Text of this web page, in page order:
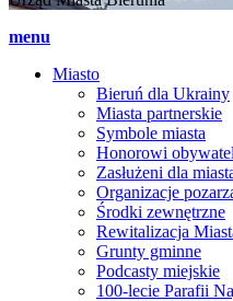
menu
Miasto
Bieruń dla Ukrainy
Miasta partnerskie
Symbole miasta
Honorowi
Zasłużeni dla
Organizacje
Środki zewnętrzne
Rewitalizacja
Grunty gminne
Podcasty miejskie
100-lecie Parafii